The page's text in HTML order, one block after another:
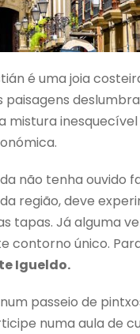
é uma joia
mistura
não tenha ouvido
região, deve
tapas. Já alguma
contorno único.
Igueldo.
passeio de
numa aula de